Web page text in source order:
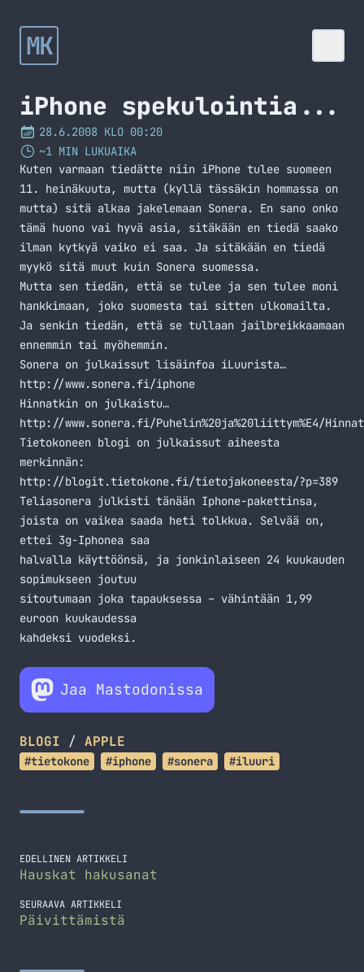
MK
iPhone spekulointia...
28.6.2008 KLO 00:20
~1 MIN LUKUAIKA
Kuten varmaan tiedätte niin iPhone tulee suomeen
11. heinäkuuta, mutta (kyllä tässäkin hommassa on
mutta) sitä alkaa jakelemaan Sonera. En sano onko
tämä huono vai hyvä asia, sitäkään en tiedä saako
ilman kytkyä vaiko ei saa. Ja sitäkään en tiedä
myykö sitä muut kuin Sonera suomessa.
Mutta sen tiedän, että se tulee ja sen tulee moni
hankkimaan, joko suomesta tai sitten ulkomailta.
Ja senkin tiedän, että se tullaan jailbreikkaamaan
ennemmin tai myöhemmin.
Sonera on julkaissut lisäinfoa iLuurista…
http://www.sonera.fi/iphone
Hinnatkin on julkaistu…
http://www.sonera.fi/Puhelin%20ja%20liittym%E4/Hinnat
Tietokoneen blogi on julkaissut aiheesta
merkinnän:
http://blogit.tietokone.fi/tietojakoneesta/?p=389
Teliasonera julkisti tänään Iphone-pakettinsa,
joista on vaikea saada heti tolkkua. Selvää on,
ettei 3g-Iphonea saa
halvalla käyttöönsä, ja jonkinlaiseen 24 kuukauden
sopimukseen joutuu
sitoutumaan joka tapauksessa – vähintään 1,99
euroon kuukaudessa
kahdeksi vuodeksi.
Jaa Mastodonissa
BLOGI / APPLE
#tietokone #iphone #sonera #iluuri
EDELLINEN ARTIKKELI
Hauskat hakusanat
SEURAAVA ARTIKKELI
Päivittämistä